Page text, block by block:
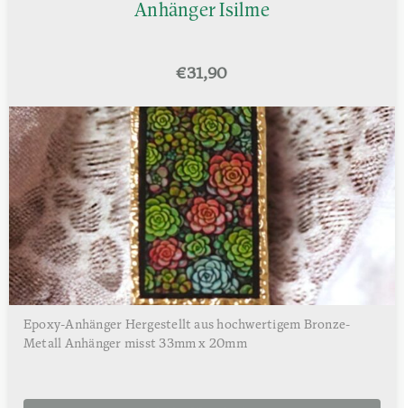
Anhänger Isilme
€31,90
Epoxy-Anhänger Hergestellt aus hochwertigem Bronze-
Metall Anhänger misst 33mm x 20mm